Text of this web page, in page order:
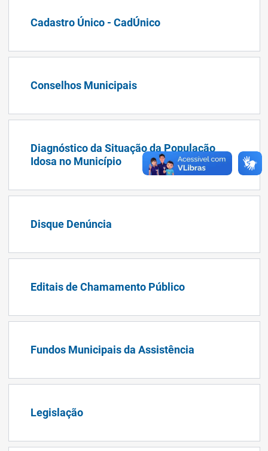
Cadastro Único - CadÚnico
Conselhos Municipais
Diagnóstico da Situação da População
Idosa no Município
Disque Denúncia
Editais de Chamamento Público
Fundos Municipais da Assistência
Legislação